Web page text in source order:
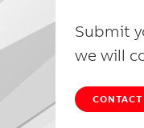
Submit
we will